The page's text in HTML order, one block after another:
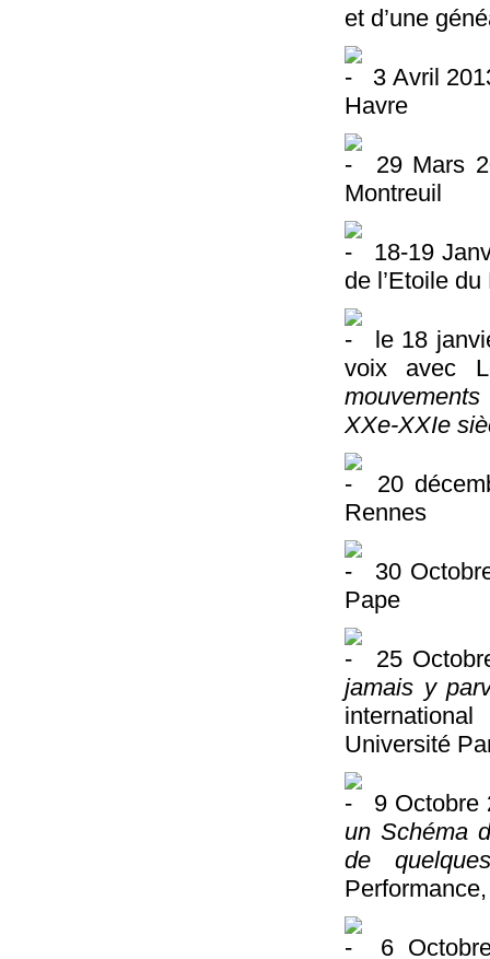
et d’une
3 Avril
Havre
29 Mars
Montreuil
18-19
de l’Etoile du
le 18
voix avec
XXe-XXIe
20
Rennes
30
Pape
25
jamais y
Université
9 Octobre
un Schéma
de
6